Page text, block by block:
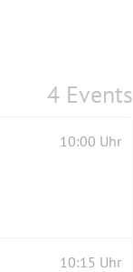
4 Events
10:00 Uhr
10:15 Uhr